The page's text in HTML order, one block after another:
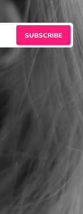
SUBSCRIBE